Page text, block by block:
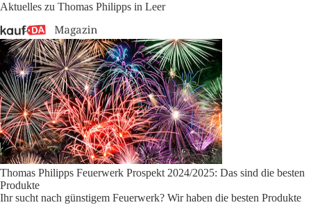
Aktuelles zu Thomas Philipps in Leer
Thomas Philipps Feuerwerk Prospekt 2024/2025: Das sind die besten
Produkte
Ihr sucht nach günstigem Feuerwerk? Wir haben die besten Produkte